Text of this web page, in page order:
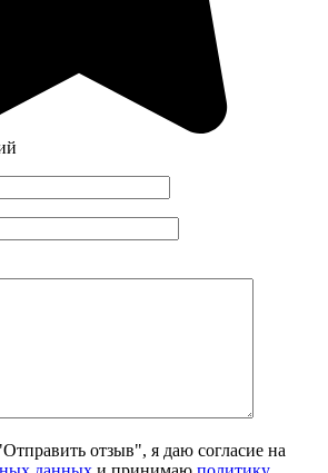
отзыв", я даю согласие на